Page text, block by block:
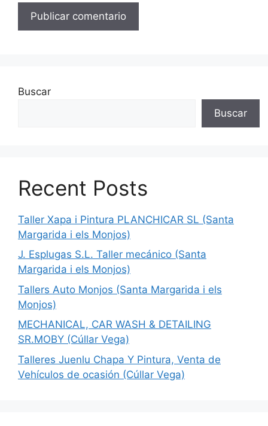
Buscar
Buscar
Recent Posts
Taller Xapa i Pintura PLANCHICAR SL (Santa
Margarida i els Monjos)
J. Esplugas S.L. Taller mecánico (Santa
Margarida i els Monjos)
Tallers Auto Monjos (Santa Margarida i els
Monjos)
MECHANICAL, CAR WASH & DETAILING
SR.MOBY (Cúllar Vega)
Talleres Juenlu Chapa Y Pintura, Venta de
Vehículos de ocasión (Cúllar Vega)